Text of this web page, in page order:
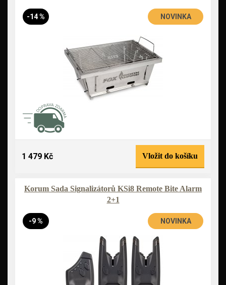
-14 % NOVINKA
1 479 Kč Vložit do košíku
Korum Sada Signalizátorů KSi8 Remote Bite Alarm
2+1
-9 % NOVINKA